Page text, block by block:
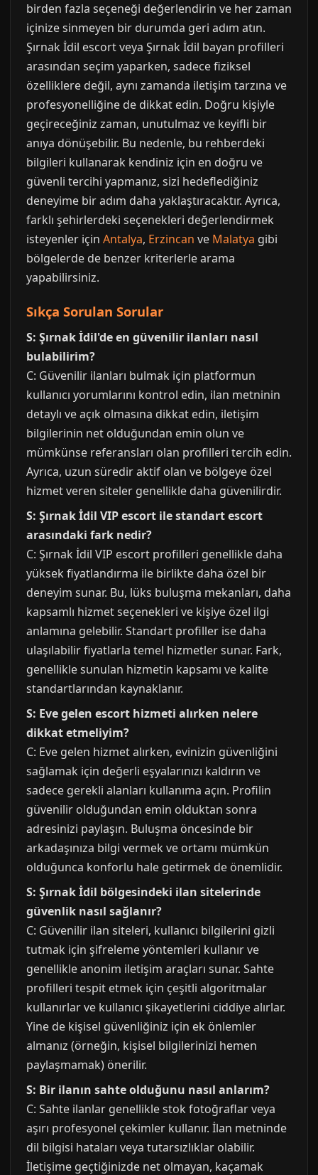
birden fazla seçeneği değerlendirin ve her zaman
içinize sinmeyen bir durumda geri adım atın.
Şırnak İdil escort veya Şırnak İdil bayan profilleri
arasından seçim yaparken, sadece fiziksel
özelliklere değil, aynı zamanda iletişim tarzına ve
profesyonelliğine de dikkat edin. Doğru kişiyle
geçireceğiniz zaman, unutulmaz ve keyifli bir
anıya dönüşebilir. Bu nedenle, bu rehberdeki
bilgileri kullanarak kendiniz için en doğru ve
güvenli tercihi yapmanız, sizi hedeflediğiniz
deneyime bir adım daha yaklaştıracaktır. Ayrıca,
farklı şehirlerdeki seçenekleri değerlendirmek
isteyenler için Antalya, Erzincan ve Malatya gibi
bölgelerde de benzer kriterlerle arama
yapabilirsiniz.
Sıkça Sorulan Sorular
S: Şırnak İdil'de en güvenilir ilanları nasıl
bulabilirim?
C: Güvenilir ilanları bulmak için platformun
kullanıcı yorumlarını kontrol edin, ilan metninin
detaylı ve açık olmasına dikkat edin, iletişim
bilgilerinin net olduğundan emin olun ve
mümkünse referansları olan profilleri tercih edin.
Ayrıca, uzun süredir aktif olan ve bölgeye özel
hizmet veren siteler genellikle daha güvenilirdir.
S: Şırnak İdil VIP escort ile standart escort
arasındaki fark nedir?
C: Şırnak İdil VIP escort profilleri genellikle daha
yüksek fiyatlandırma ile birlikte daha özel bir
deneyim sunar. Bu, lüks buluşma mekanları, daha
kapsamlı hizmet seçenekleri ve kişiye özel ilgi
anlamına gelebilir. Standart profiller ise daha
ulaşılabilir fiyatlarla temel hizmetler sunar. Fark,
genellikle sunulan hizmetin kapsamı ve kalite
standartlarından kaynaklanır.
S: Eve gelen escort hizmeti alırken nelere
dikkat etmeliyim?
C: Eve gelen hizmet alırken, evinizin güvenliğini
sağlamak için değerli eşyalarınızı kaldırın ve
sadece gerekli alanları kullanıma açın. Profilin
güvenilir olduğundan emin olduktan sonra
adresinizi paylaşın. Buluşma öncesinde bir
arkadaşınıza bilgi vermek ve ortamı mümkün
olduğunca konforlu hale getirmek de önemlidir.
S: Şırnak İdil bölgesindeki ilan sitelerinde
güvenlik nasıl sağlanır?
C: Güvenilir ilan siteleri, kullanıcı bilgilerini gizli
tutmak için şifreleme yöntemleri kullanır ve
genellikle anonim iletişim araçları sunar. Sahte
profilleri tespit etmek için çeşitli algoritmalar
kullanırlar ve kullanıcı şikayetlerini ciddiye alırlar.
Yine de kişisel güvenliğiniz için ek önlemler
almanız (örneğin, kişisel bilgilerinizi hemen
paylaşmamak) önerilir.
S: Bir ilanın sahte olduğunu nasıl anlarım?
C: Sahte ilanlar genellikle stok fotoğraflar veya
aşırı profesyonel çekimler kullanır. İlan metninde
dil bilgisi hataları veya tutarsızlıklar olabilir.
İletişime geçtiğinizde net olmayan, kaçamak